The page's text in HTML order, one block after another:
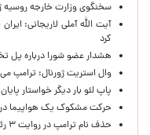
سخنگوی وزارت خارجه روسیه
آیت الله آملی لاریجانی:
کرد
هشدار عضو شورا درباره پل
وال‌ استریت ژورنال: ترامپ
پاپ لئو بار دیگر خواستار
حرکت مشکوک یک هواپیما در
حذف نام ترامپ در روایت ۳ رئیس‌جمهور اسبق آمریکا از تاریخ کشورشان